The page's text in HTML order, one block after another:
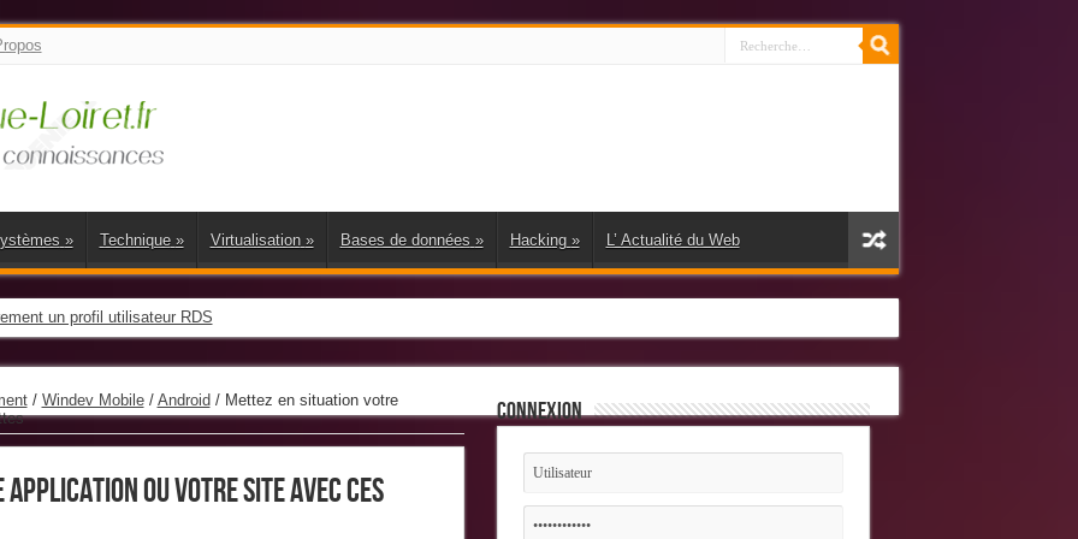
» Technique » Virtualisation » Bases de données » Hacking » L’ Actualité du Web
un profil utilisateur RDS
disques de profil utilisateur VHDX
/ Windev Mobile/ Android / Mettez en situation votre
ou votre site avec ces
Connexion